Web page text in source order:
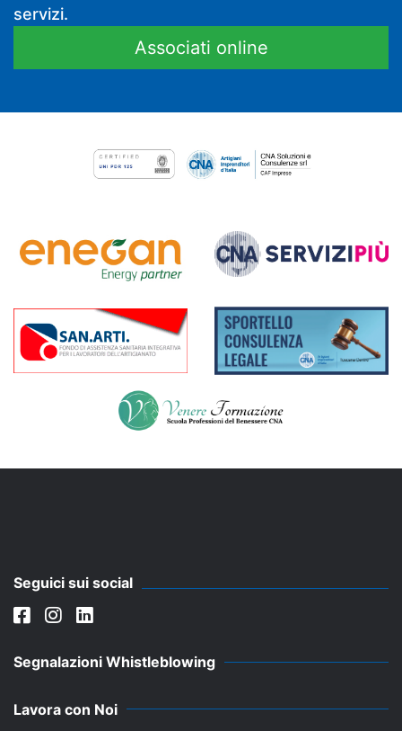
servizi.
Associati online
Seguici sui social
Segnalazioni Whistleblowing
Lavora con Noi